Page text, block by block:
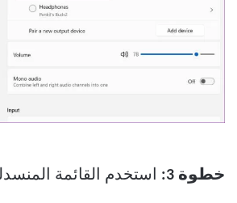
خطوة 3: استخدم القائمة